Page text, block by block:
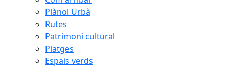
Plànol Urbà
Rutes
Patrimoni cultural
Platges
Espais verds